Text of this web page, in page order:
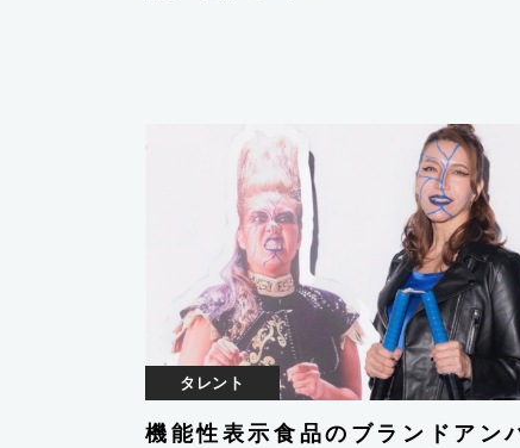
スポーツ選手
タレント
機能性表示食品のブランドアン